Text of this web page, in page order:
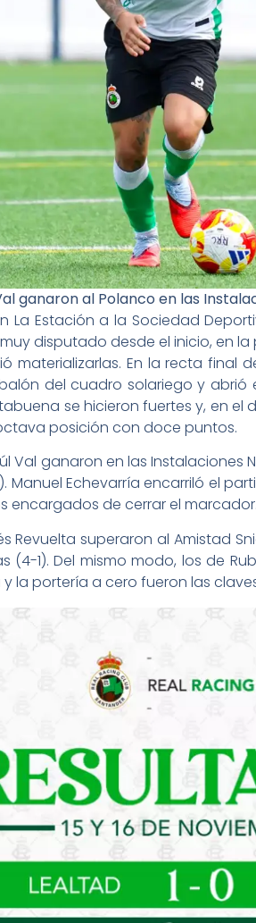
ganaron al Polanco en las
La Estación a la Sociedad
disputado desde el inicio, en
materializarlas. En la recta final
del cuadro solariego y
se hicieron fuertes y, en el
posición con doce puntos.
Val ganaron en las
Echevarría encarriló el
encargados de cerrar el marcador.
Revuelta superaron al Amistad
(4-1). Del mismo modo, los de
y la portería a cero fueron las